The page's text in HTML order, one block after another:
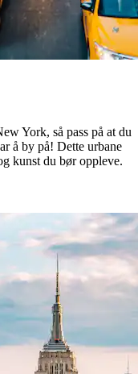
York, så pass på at du
å by på! Dette urbane
kunst du bør oppleve.